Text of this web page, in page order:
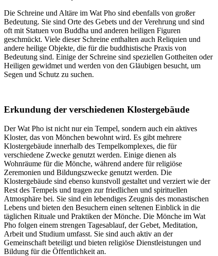
Die Schreine und Altäre im Wat Pho sind ebenfalls von großer
Bedeutung. Sie sind Orte des Gebets und der Verehrung und sind
oft mit Statuen von Buddha und anderen heiligen Figuren
geschmückt. Viele dieser Schreine enthalten auch Reliquien und
andere heilige Objekte, die für die buddhistische Praxis von
Bedeutung sind. Einige der Schreine sind speziellen Gottheiten oder
Heiligen gewidmet und werden von den Gläubigen besucht, um
Segen und Schutz zu suchen.
Erkundung der verschiedenen Klostergebäude
Der Wat Pho ist nicht nur ein Tempel, sondern auch ein aktives
Kloster, das von Mönchen bewohnt wird. Es gibt mehrere
Klostergebäude innerhalb des Tempelkomplexes, die für
verschiedene Zwecke genutzt werden. Einige dienen als
Wohnräume für die Mönche, während andere für religiöse
Zeremonien und Bildungszwecke genutzt werden. Die
Klostergebäude sind ebenso kunstvoll gestaltet und verziert wie der
Rest des Tempels und tragen zur friedlichen und spirituellen
Atmosphäre bei. Sie sind ein lebendiges Zeugnis des monastischen
Lebens und bieten den Besuchern einen seltenen Einblick in die
täglichen Rituale und Praktiken der Mönche. Die Mönche im Wat
Pho folgen einem strengen Tagesablauf, der Gebet, Meditation,
Arbeit und Studium umfasst. Sie sind auch aktiv an der
Gemeinschaft beteiligt und bieten religiöse Dienstleistungen und
Bildung für die Öffentlichkeit an.